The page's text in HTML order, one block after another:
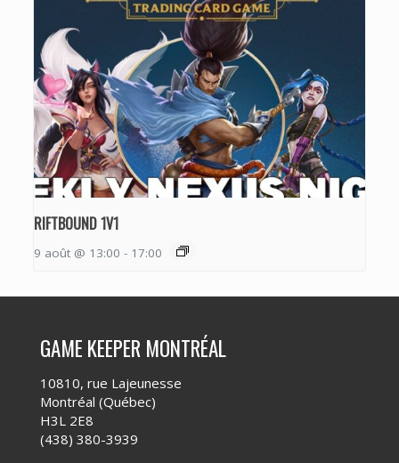
RIFTBOUND 1V1
9 août @ 13:00 - 17:00
GAME KEEPER MONTRÉAL
10810, rue Lajeunesse
Montréal (Québec)
H3L 2E8
(438) 380-3939